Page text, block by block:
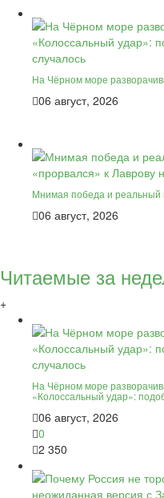
На Чёрном море
06 август, 2026
Мнимая победа и реальный
06 август, 2026
Читаемые за
+
На Чёрном море
«Колоссальный удар»:
06 август, 2026
0
2 350